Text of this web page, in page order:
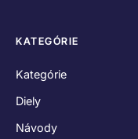
KATEGÓRIE
Kategórie
Diely
Návody